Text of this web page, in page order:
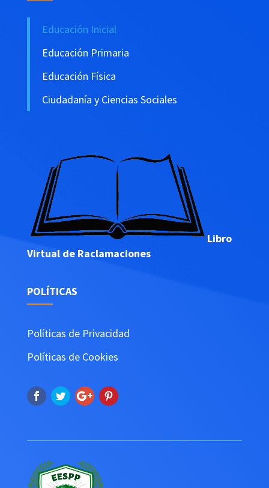
Educación Inicial
Educación Primaria
Educación Física
Ciudadanía y Ciencias Sociales
Libro
Virtual de Raclamaciones
POLÍTICAS
Políticas de Privacidad
Políticas de Cookies